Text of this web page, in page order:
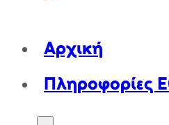
Αρχική
Πληροφορίες